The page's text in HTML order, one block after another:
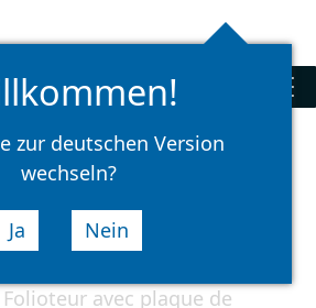
Rechercher
select
language
Folioteurs
zur deutschen Version
wechseln?
Ja Nein